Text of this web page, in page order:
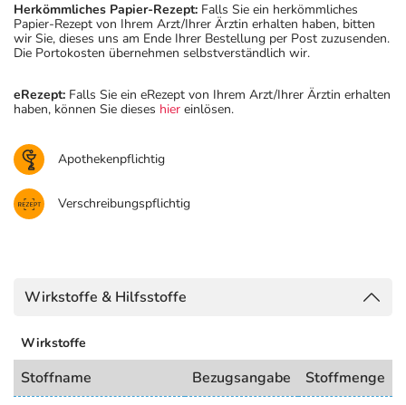
Herkömmliches Papier-Rezept: Falls Sie ein herkömmliches
Papier-Rezept von Ihrem Arzt/Ihrer Ärztin erhalten haben, bitten
wir Sie, dieses uns am Ende Ihrer Bestellung per Post zuzusenden.
Die Portokosten übernehmen selbstverständlich wir.
eRezept: Falls Sie ein eRezept von Ihrem Arzt/Ihrer Ärztin erhalten
haben, können Sie dieses hier einlösen.
Apothekenpflichtig
Verschreibungspflichtig
Wirkstoffe & Hilfsstoffe
Wirkstoffe
Stoffname Bezugsangabe Stoffmenge